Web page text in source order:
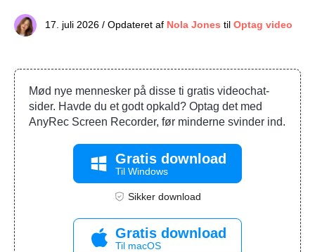
17. juli 2026 / Opdateret af Nola Jones til Optag video
Mød nye mennesker på disse ti gratis videochat-
sider. Havde du et godt opkald? Optag det med
AnyRec Screen Recorder, før minderne svinder ind.
Gratis download
Til Windows
Sikker download
Gratis download
Til macOS